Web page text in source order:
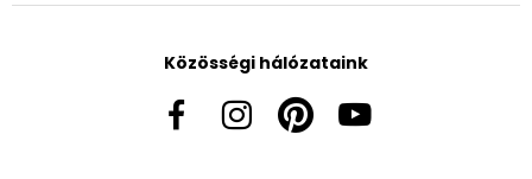
Közösségi hálózataink